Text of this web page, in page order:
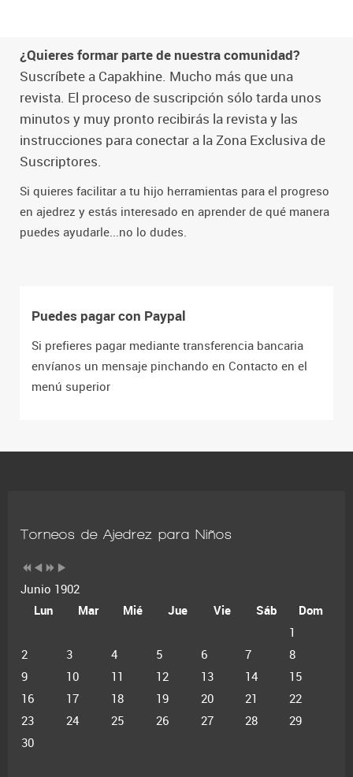
¿Quieres formar parte de nuestra comunidad?
Suscríbete a Capakhine. Mucho más que una
revista. El proceso de suscripción sólo tarda unos
minutos y muy pronto recibirás la revista y las
instrucciones para conectar a la Zona Exclusiva de
Suscriptores.
Si quieres facilitar a tu hijo herramientas para el progreso
en ajedrez y estás interesado en aprender de qué manera
puedes ayudarle...no lo dudes.
Puedes pagar con Paypal
Si prefieres pagar mediante transferencia bancaria
envíanos un mensaje pinchando en Contacto en el
menú superior
Torneos de Ajedrez para Niños
Junio 1902
Lun
Mar Mié Jue Vie Sáb
Dom
1
2
3 4 5 6 7
8
9
10 11 12 13 14
15
16
17 18 19 20 21
22
23
24 25 26 27 28
29
30